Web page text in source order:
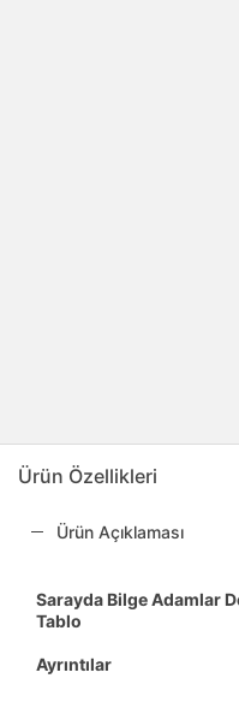
Ürün Özellikleri
Ürün Açıklaması
Sarayda Bilge Adamlar
Tablo
Ayrıntılar